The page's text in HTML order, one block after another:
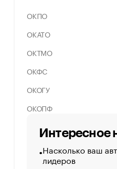
ОКПО
ОКАТО
ОКТМО
ОКФС
ОКОГУ
ОКОПФ
Интересное
Насколько ваш
лидеров